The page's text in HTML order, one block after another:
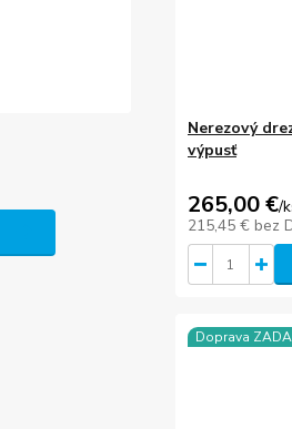
Nerezový
výpusť
265,00 €/
215,45 € bez
Doprava